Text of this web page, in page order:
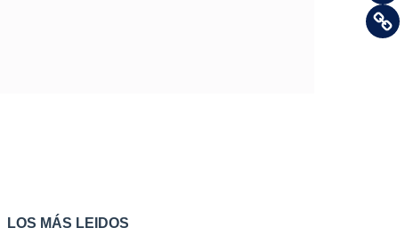
LOS MÁS LEIDOS